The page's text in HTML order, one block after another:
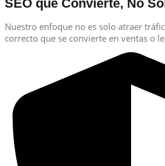
SEO que Convierte, No
Nuestro enfoque no es solo atraer
correcto que se convierte en ventas o